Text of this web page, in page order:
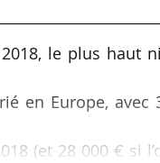
le plus haut
en Europe, avec
(et 28 000 € si